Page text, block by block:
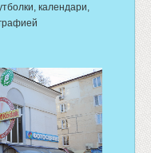
календари,